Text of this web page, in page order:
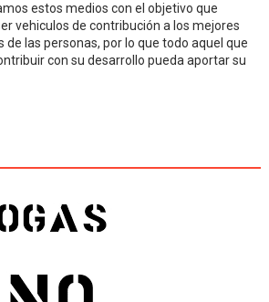
estos medios con el objetivo que
vehiculos de contribución a los mejores
de las personas, por lo que todo aquel que
con su desarrollo pueda aportar su